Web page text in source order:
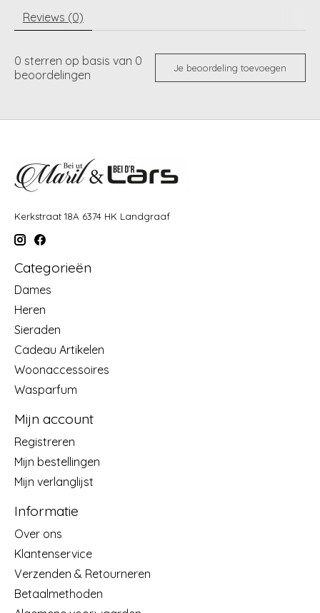
Reviews (0)
0 sterren op basis van 0
beoordelingen
Je beoordeling toevoegen
Kerkstraat 18A 6374 HK Landgraaf
Categorieën
Dames
Heren
Sieraden
Cadeau Artikelen
Woonaccessoires
Wasparfum
Mijn account
Registreren
Mijn bestellingen
Mijn verlanglijst
Informatie
Over ons
Klantenservice
Verzenden & Retourneren
Betaalmethoden